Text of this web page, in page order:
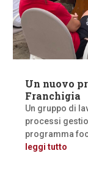
Un nuovo
Franchigia
Un gruppo di
processi
programma
leggi tutto